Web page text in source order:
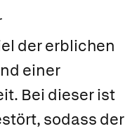
der erblichen
einer
Bei dieser ist
sodass der